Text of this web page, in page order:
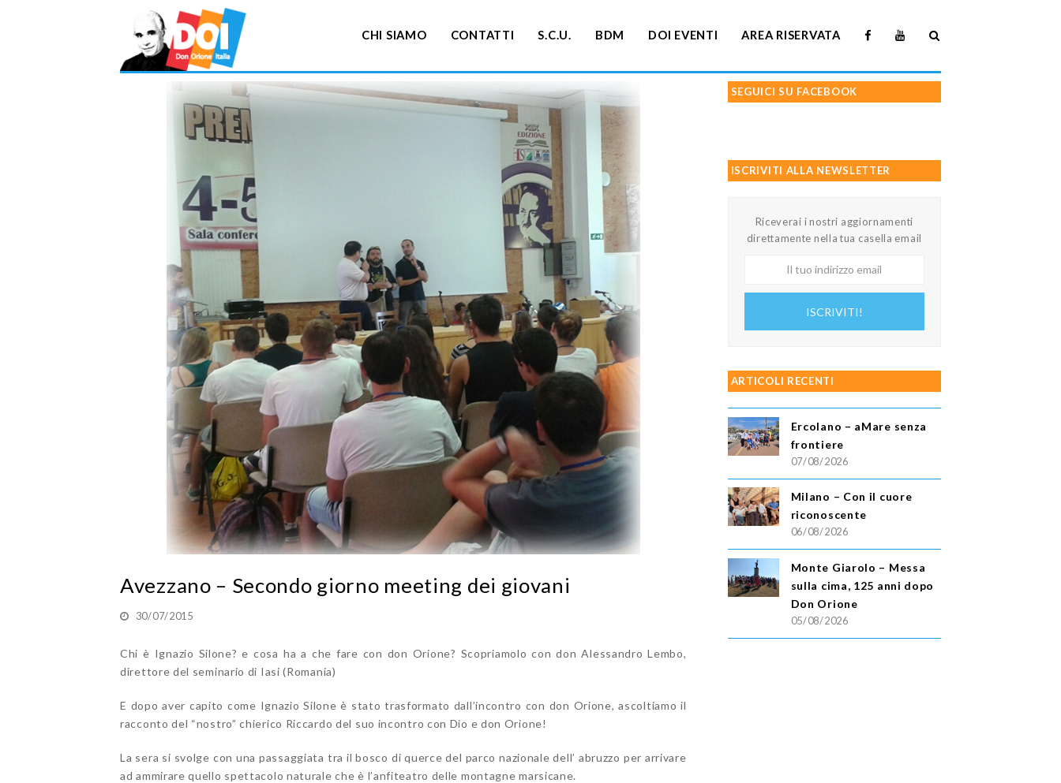
CHI SIAMO CONTATTI S.C.U. BDM DOI EVENTI AREA RISERVATA
Avezzano – Secondo giorno meeting dei giovani
30/07/2015
Chi è Ignazio Silone? e cosa ha a che fare con don Orione? Scopriamolo con don Alessandro Lembo,
direttore del seminario di Iasi (Romania)
E dopo aver capito come Ignazio Silone è stato trasformato dall’incontro con don Orione, ascoltiamo il
racconto del “nostro” chierico Riccardo del suo incontro con Dio e don Orione!
La sera si svolge con una passaggiata tra il bosco di querce del parco nazionale dell’ abruzzo per arrivare
ad ammirare quello spettacolo naturale che è l’anfiteatro delle montagne marsicane.
SEGUICI SU FACEBOOK
ISCRIVITI ALLA NEWSLETTER
Riceverai i nostri aggiornamenti
direttamente nella tua casella email
ISCRIVITI!
ARTICOLI RECENTI
Ercolano – aMare senza
frontiere
07/08/2026
Milano – Con il cuore
riconoscente
06/08/2026
Monte Giarolo – Messa
sulla cima, 125 anni dopo
Don Orione
05/08/2026